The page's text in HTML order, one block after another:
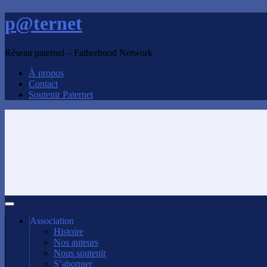
p@ternet
Réseau paternel – Fatherhood Network
À propos
Contact
Soutenir Paternet
Association
Histoire
Nos auteurs
Nous soutenir
S’abonner